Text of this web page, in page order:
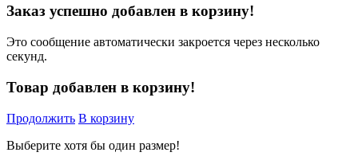
Заказ успешно добавлен в корзину!
Это сообщение автоматически закроется через несколько
секунд.
Товар добавлен в корзину!
Продолжить В корзину
Выберите хотя бы один размер!